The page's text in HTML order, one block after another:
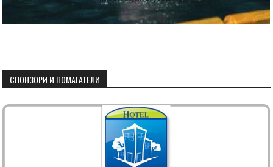
СПОНЗОРИ И ПОМАГАТЕЛИ